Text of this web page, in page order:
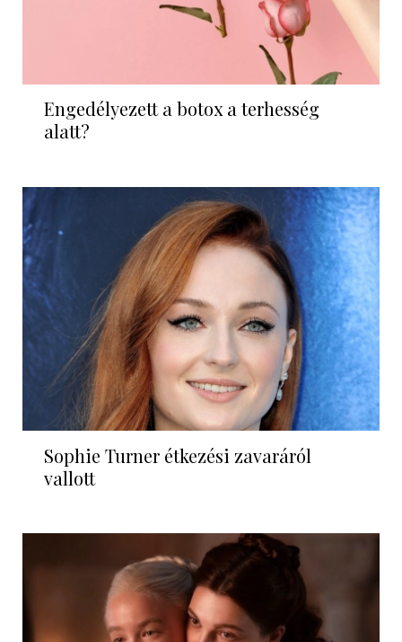
Engedélyezett a botox a terhesség
alatt?
Sophie Turner étkezési zavaráról
vallott